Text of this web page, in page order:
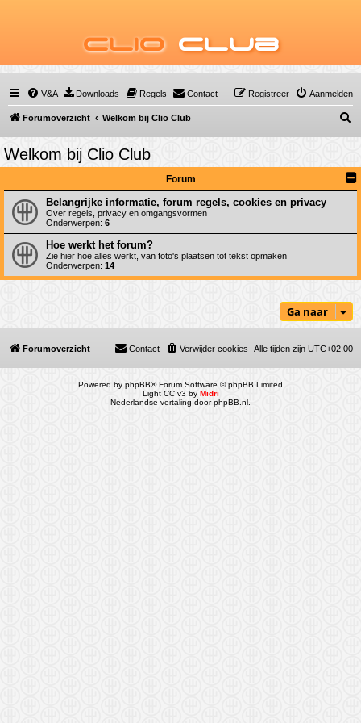
Clio Club
V&A Downloads Regels Contact Aanmelden
Registreer
Forumoverzicht Welkom bij Clio Club
o
k
Welkom bij Clio Club
Forum
Belangrijke informatie, forum regels, cookies en privacy
Over regels, privacy en omgangsvormen
Onderwerpen: 6
Hoe werkt het forum?
Zie hier hoe alles werkt, van foto's plaatsen tot tekst opmaken
Onderwerpen: 14
Ga naar
Forumoverzicht Alle tijden zijn UTC+02:00
Verwijder cookies
Contact
Powered by phpBB® Forum Software © phpBB Limited
Light CC v3 by Midri
Nederlandse vertaling doorphpBB.nl